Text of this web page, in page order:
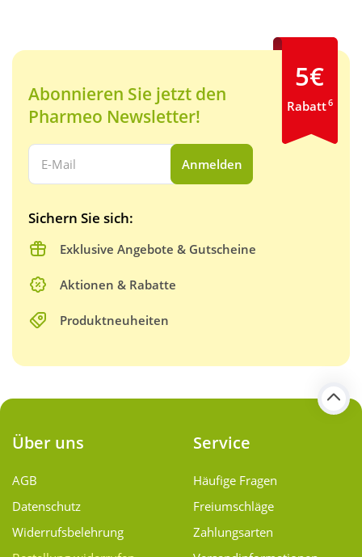
Abonnieren Sie jetzt den
Pharmeo Newsletter!
Ihre E-Mail Adresse:
Anmelden
Sichern Sie sich:
Exklusive Angebote & Gutscheine
Aktionen & Rabatte
Produktneuheiten
5€
Rabatt6
Über uns
AGB
Datenschutz
Widerrufsbelehrung
Service
Häufige Fragen
Freiumschläge
Zahlungsarten